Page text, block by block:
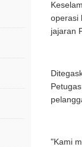
operasi
jajaran
​"Kami